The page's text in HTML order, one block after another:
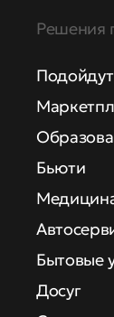
Решения
Бьюти
Бытовые
Досуг